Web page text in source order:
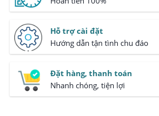
Hỗ trợ cài đặt
Hướng dẫn tận tình chu đáo
Đặt hàng, thanh toán
Nhanh chóng, tiện lợi